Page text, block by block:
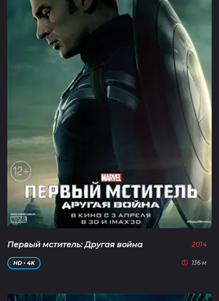
Первый мститель: Другая война 2014
HD • 4K 136 м